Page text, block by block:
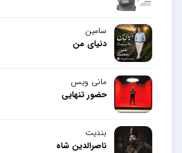
سامین
دنیای من
مانی ویس
حضور تنهایی
بندیت
ناصرالدین شاه